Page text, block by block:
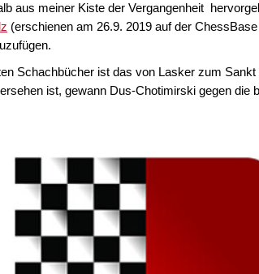
aus meiner Kiste der Vergangenheit
(erschienen am 26.9. 2019 auf der
Schachbücher ist das von Lasker zum
ist, gewann Dus-Chotimirski gegen die